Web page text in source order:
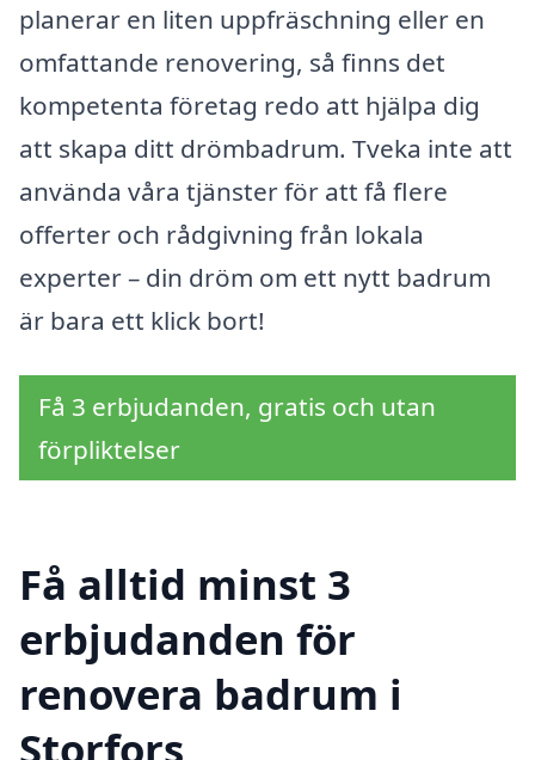
planerar en liten uppfräschning eller en
omfattande renovering, så finns det
kompetenta företag redo att hjälpa dig
att skapa ditt drömbadrum. Tveka inte att
använda våra tjänster för att få flere
offerter och rådgivning från lokala
experter – din dröm om ett nytt badrum
är bara ett klick bort!
Få 3 erbjudanden, gratis och utan
förpliktelser
Få alltid minst 3
erbjudanden för
renovera badrum i